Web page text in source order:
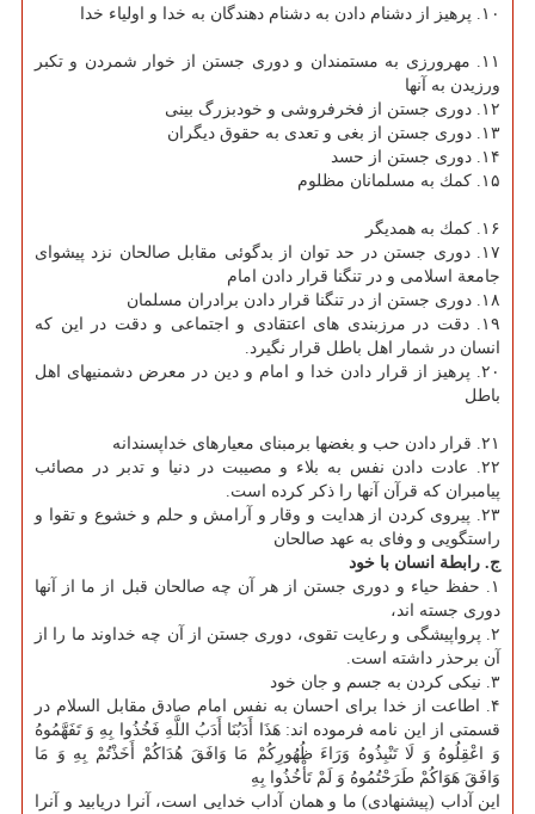
۱۰. پرهیز از دشنام دادن به دشنام دهندگان به خدا و اولیاء خدا
۱۱. مهرورزی به مستمندان و دوری جستن از خوار شمردن و تكبر
ورزیدن به آنها
۱۲. دوری جستن از فخرفروشی و خودبزرگ بینی
۱۳. دوری جستن از بغی و تعدی به حقوق دیگران
۱۴. دوری جستن از حسد
۱۵. كمك به مسلمانان مظلوم
۱۶. كمك به همدیگر
۱۷. دوری جستن در حد توان از بدگوئی مقابل صالحان نزد پیشوای
جامعة اسلامی و در تنگنا قرار دادن امام
۱۸. دوری جستن از در تنگنا قرار دادن برادران مسلمان
۱۹. دقت در مرزبندی های اعتقادی و اجتماعی و دقت در این كه
انسان در شمار اهل باطل قرار نگیرد.
۲۰. پرهیز از قرار دادن خدا و امام و دین در معرض دشمنیهای اهل
باطل
۲۱. قرار دادن حب و بغضها برمبنای معیارهای خداپسندانه
۲۲. عادت دادن نفس به بلاء و مصیبت در دنیا و تدبر در مصائب
پیامبران كه قرآن آنها را ذكر كرده است.
۲۳. پیروی كردن از هدایت و وقار و آرامش و حلم و خشوع و تقوا و
راستگویی و وفای به عهد صالحان
ج. رابطة انسان با خود
۱. حفظ حیاء و دوری جستن از هر آن چه صالحان قبل از ما از آنها
دوری جسته اند،
۲. پرواپیشگی و رعایت تقوی، دوری جستن از آن چه خداوند ما را از
آن برحذر داشته است.
۳. نیكی كردن به جسم و جان خود
۴. اطاعت از خدا برای احسان به نفس امام صادق مقابل السلام در
قسمتی از این نامه فرموده اند: هَذَا أَدَبُنَا أَدَبُ اللَّهِ فَخُذُوا بِهِ وَ تَفَهَّمُوهُ
وَ اعْقِلُوهُ وَ لَا تَنْبِذُوهُ وَرَاءَ ظُهُورِكُمْ مَا وَافَقَ هُدَاكُمْ أَخَذْتُمْ بِهِ وَ مَا
وَافَقَ هَوَاكُمْ طَرَحْتُمُوهُ وَ لَمْ تَأْخُذُوا بِهِ
این آداب (پیشنهادی) ما و همان آداب خدایی است، آنرا دریابید و آنرا